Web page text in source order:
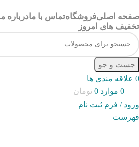
صفحه اصلیفروشگاهتماس با مادرباره
تخفیف های امروز
جست و جو
0 علاقه مندی ها
0 موارد 0 تومان
ورود / فرم ثبت نام
فهرست